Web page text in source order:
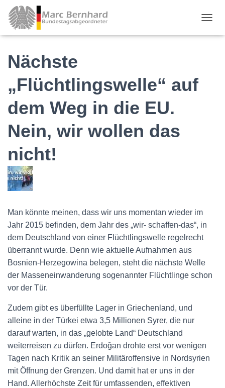
Nächste
„Flüchtlingswelle“ auf
dem Weg in die EU.
Nein, wir wollen das
nicht!
Man könnte meinen, dass wir uns momentan wieder im
Jahr 2015 befinden, dem Jahr des „wir- schaffen-das“, in
dem Deutschland von einer Flüchtlingswelle regelrecht
überrannt wurde. Denn wie aktuelle Aufnahmen aus
Bosnien-Herzegowina belegen, steht die nächste Welle
der Masseneinwanderung sogenannter Flüchtlinge schon
vor der Tür.
Zudem gibt es überfüllte Lager in Griechenland, und
alleine in der Türkei etwa 3,5 Millionen Syrer, die nur
darauf warten, in das „gelobte Land“ Deutschland
weiterreisen zu dürfen. Erdoǧan drohte erst vor wenigen
Tagen nach Kritik an seiner Militäroffensive in Nordsyrien
mit Öffnung der Grenzen. Und damit hat er uns in der
Hand. Allerhöchste Zeit für umfassenden, effektiven